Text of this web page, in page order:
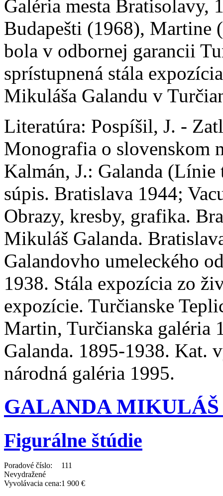
Galéria mesta Bratisolavy,
Budapešti (1968), Martine
bola v odbornej garancii
sprístupnená stála
Mikuláša Galandu v
Literatúra: Pospíšil, J. -
Monografia o slovenskom
Kalmán, J.: Galanda
súpis. Bratislava 1944;
Obrazy, kresby, grafika.
Mikuláš Galanda.
Galandovho umeleckého
1938. Stála expozícia zo
expozície. Turčianske
Martin, Turčianska galéria
Galanda. 1895-1938. Kat.
národná galéria 1995.
GALANDA MIKULÁŠ
Figurálne štúdie
Poradové číslo:
111
Nevydražené
Vyvolávacia cena:1 900 €